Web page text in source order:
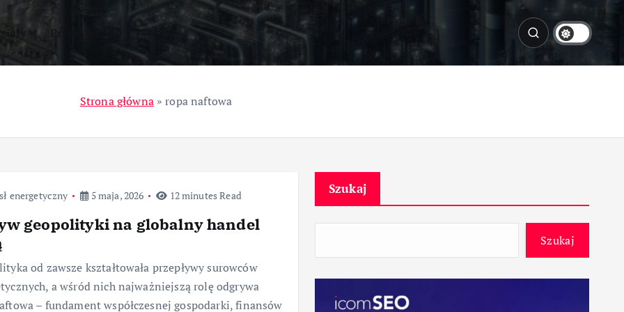
Przemysł
Strona główna»ropa naftowa
energetyczny 5 maja, 2026 12 minutes Read
geopolityki na globalny handel
od zawsze kształtowała przepływy surowców
a wśród nich najważniejszą rolę odgrywa
– fundament współczesnej gospodarki, finansów
Szukaj
Szukaj